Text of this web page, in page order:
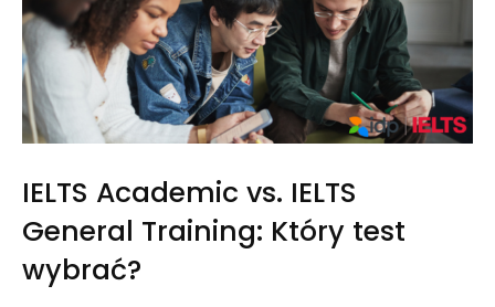
IELTS Academic vs. IELTS
General Training: Który test
wybrać?